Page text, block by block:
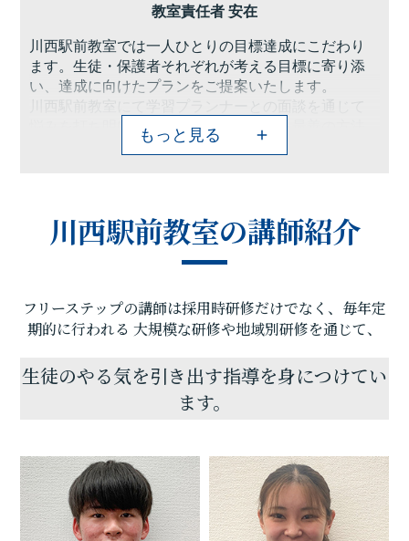
教室責任者 安在
川西駅前教室では一人ひとりの目標達成にこだわり
ます。生徒・保護者それぞれが考える目標に寄り添
い、達成に向けたプランをご提案いたします。
川西駅前教室にて学習プランナーとの面談を通じて
悩みを打ち明けてください。解決に至る最善の方法
を一緒に考えていきます。
る目標を一緒に達成しましょう。
もっと見る
川西駅前教室の講師紹介
フリーステップの講師は採用時研修だけでなく、毎年定
期的に行われる 大規模な研修や地域別研修を通じて、
生徒のやる気を引き出す指導を身につけてい
ます。